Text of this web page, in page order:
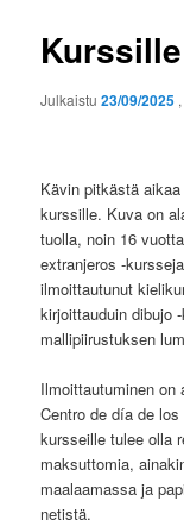
Kurssille
Julkaistu23/09/2025
Kävin pitkästä aikaa
kurssille. Kuva on
tuolla, noin 16
extranjeros -
ilmoittautunut
kirjoittauduin dibujo
mallipiirustuksen
Ilmoittautuminen on
Centro de día de los
kursseille tulee olla
maksuttomia,
maalaamassa ja
netistä.